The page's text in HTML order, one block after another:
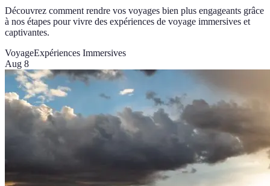
Découvrez comment rendre vos voyages bien plus engageants grâce
à nos étapes pour vivre des expériences de voyage immersives et
captivantes.
VoyageExpériences Immersives
Aug 8